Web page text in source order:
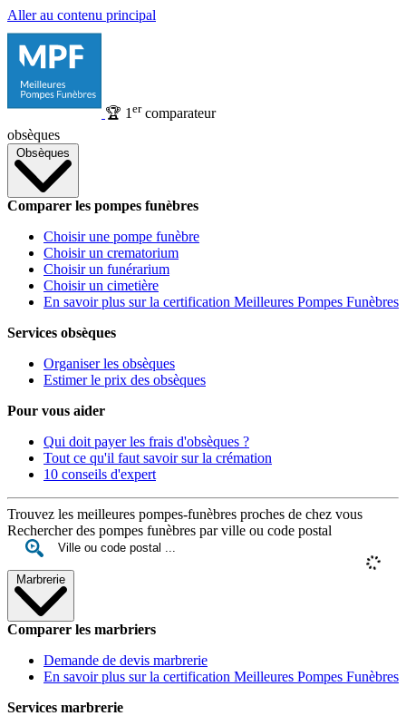
Aller au contenu principal
🏆 1 ercomparateur
obsèques
Obsèques
Comparer les pompes funèbres
Choisir une pompe funèbre
Choisir un crematorium
Choisir un funérarium
Choisir un cimetière
En savoir plus sur la certification Meilleures Pompes Funèbres
Services obsèques
Organiser les obsèques
Estimer le prix des obsèques
Pour vous aider
Qui doit payer les frais d'obsèques ?
Tout ce qu'il faut savoir sur la crémation
10 conseils d'expert
Trouvez les meilleures pompes-funèbres proches de chez vous
Rechercher des pompes funèbres par ville ou code postal
Marbrerie
Comparer les marbriers
Demande de devis marbrerie
En savoir plus sur la certification Meilleures Pompes Funèbres
Services marbrerie